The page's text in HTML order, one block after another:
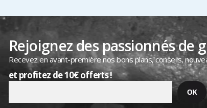
Rejoignez des passionnés de
Recevez en avant-première nos bons plans, conseils,
et profitez de 10€ offerts !